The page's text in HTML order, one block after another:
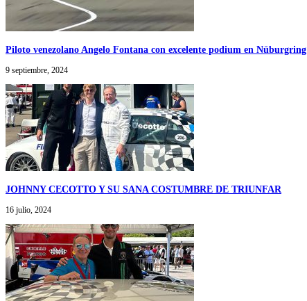
Piloto venezolano Angelo Fontana con excelente podium en Nüburgring
9 septiembre, 2024
JOHNNY CECOTTO Y SU SANA COSTUMBRE DE TRIUNFAR
16 julio, 2024